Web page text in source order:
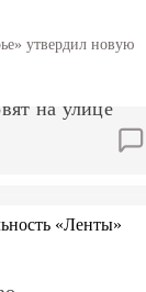
на улице
утвердил новую